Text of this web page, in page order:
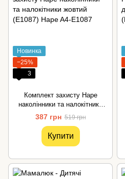
Новинка
−25%
3
Комплект захисту Hape
наколінники та налокітники
жовтий (E1087)
387 грн 519 грн
Купити